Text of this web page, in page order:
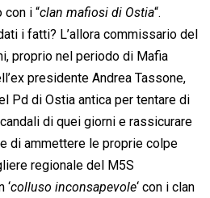
i “clan mafiosi di Ostia“.
i fatti? L’allora commissario del
proprio nel periodo di Mafia
presidente Andrea Tassone,
Pd di Ostia antica per tentare di
di quei giorni e rassicurare
di ammettere le proprie colpe
regionale del M5S
‘colluso inconsapevole‘ con i clan